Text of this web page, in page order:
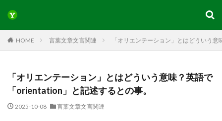
HOME 言葉文章文言関連 「オリエンテーション」とはどういう
「オリエンテーション」とはどういう意味？英語で
「orientation」と記述するとの事。
2025-10-08 言葉文章文言関連